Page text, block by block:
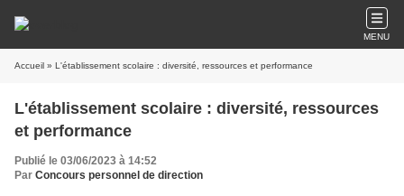
MENU
Accueil » L'établissement scolaire : diversité, ressources et performance
L'établissement scolaire : diversité, ressources
et performance
Publié le 03/06/2023 à 14:52
Par Concours personnel de direction